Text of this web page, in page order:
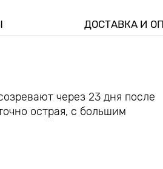
ДОСТАВКА И
через 23 дня после
острая, с большим